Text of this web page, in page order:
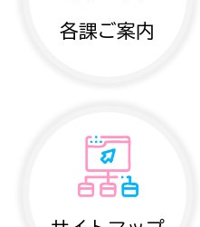
各課ご案内